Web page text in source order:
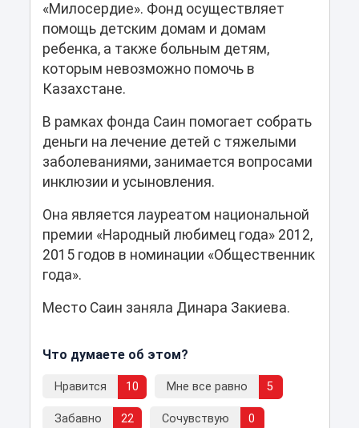
«Милосердие». Фонд осуществляет
помощь детским домам и домам
ребенка, а также больным детям,
которым невозможно помочь в
Казахстане.
В рамках фонда Саин помогает собрать
деньги на лечение детей с тяжелыми
заболеваниями, занимается вопросами
инклюзии и усыновления.
Она является лауреатом национальной
премии «Народный любимец года» 2012,
2015 годов в номинации «Общественник
года».
Место Саин заняла Динара Закиева.
Что думаете об этом?
Нравится 10 Мне все равно 5
Забавно 22 Сочувствую 0